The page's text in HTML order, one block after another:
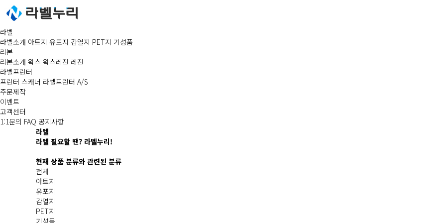
라벨
라벨소개 아트지 유포지 감열지 PET지 기성품
리본
리본소개 왁스 왁스레진 레진
라벨프린터
프린터 스캐너 라벨프린터 A/S
주문제작
이벤트
고객센터
1:1문의 FAQ 공지사항
라벨
라벨 필요할 땐? 라벨누리!
현재 상품 분류와 관련된 분류
전체
아트지
유포지
감열지
PET지
기성품